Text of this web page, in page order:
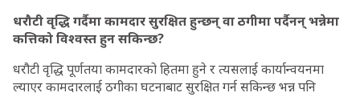
धरौटी वृद्धि गर्दैमा कामदार सुरक्षित हुन्छन् वा ठगीमा पर्दैनन् भन्नेमा
कत्तिको विश्वस्त हुन सकिन्छ?
धरौटी वृद्धि पूर्णतया कामदारको हितमा हुने र त्यसलाई कार्यान्वयनमा
ल्याएर कामदारलाई ठगीका घटनाबाट सुरक्षित गर्न सकिन्छ भन्न पनि